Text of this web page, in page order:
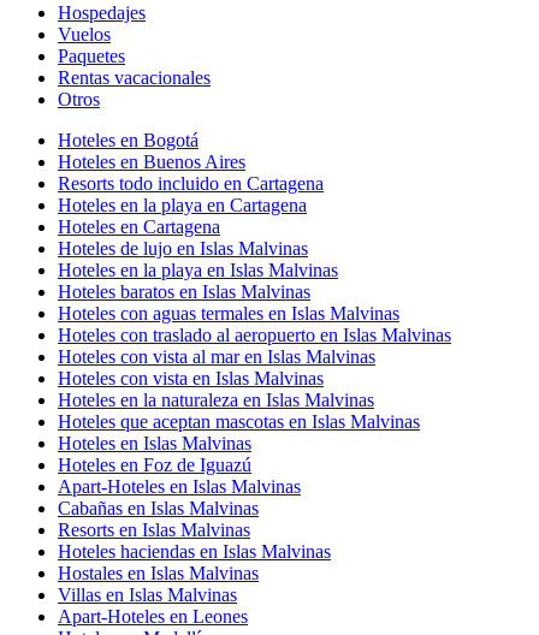
Hospedajes
Vuelos
Paquetes
Rentas vacacionales
Otros
Hoteles en Bogotá
Hoteles en Buenos Aires
Resorts todo incluido en Cartagena
Hoteles en la playa en Cartagena
Hoteles en Cartagena
Hoteles de lujo en Islas Malvinas
Hoteles en la playa en Islas Malvinas
Hoteles baratos en Islas Malvinas
Hoteles con aguas termales en Islas Malvinas
Hoteles con traslado al aeropuerto en Islas Malvinas
Hoteles con vista al mar en Islas Malvinas
Hoteles con vista en Islas Malvinas
Hoteles en la naturaleza en Islas Malvinas
Hoteles que aceptan mascotas en Islas Malvinas
Hoteles en Islas Malvinas
Hoteles en Foz de Iguazú
Apart-Hoteles en Islas Malvinas
Cabañas en Islas Malvinas
Resorts en Islas Malvinas
Hoteles haciendas en Islas Malvinas
Hostales en Islas Malvinas
Villas en Islas Malvinas
Apart-Hoteles en Leones